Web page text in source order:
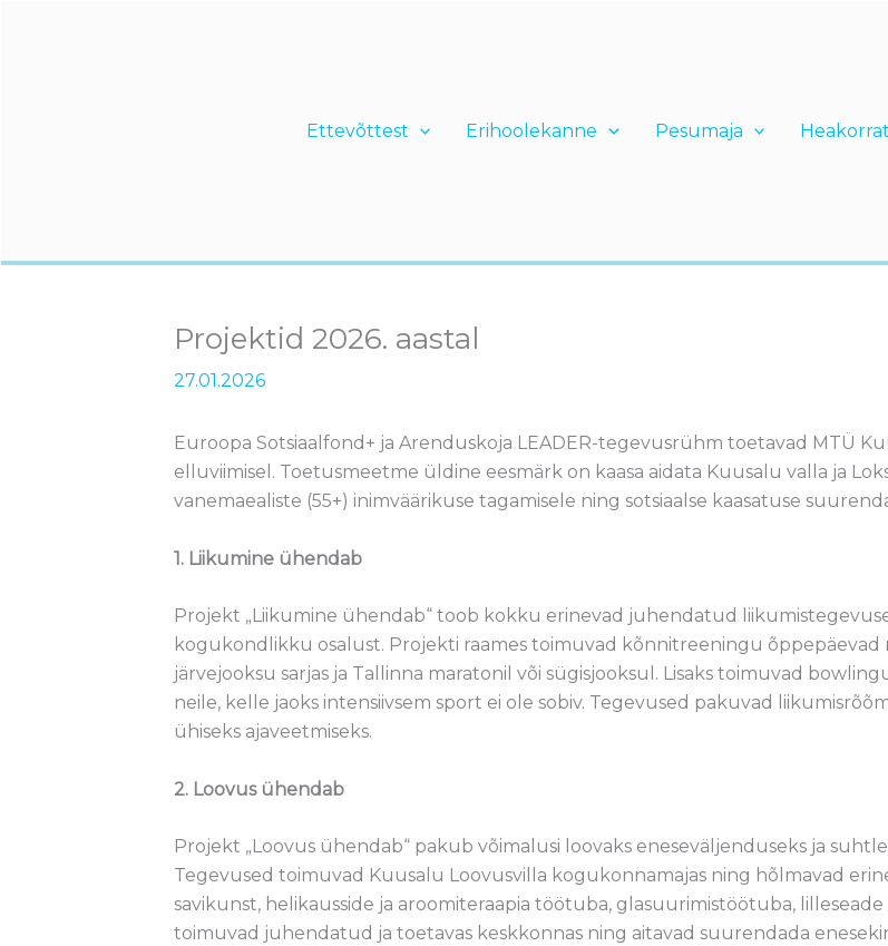
Ettevõttest Erihoolekanne Pesumaja
Projektid 2026. aastal
27.01.2026
Euroopa Sotsiaalfond+ ja Arenduskoja LEADER-tegevusrühm toetavad MTÜ
elluviimisel. Toetusmeetme üldine eesmärk on kaasa aidata Kuusalu valla ja
vanemaealiste (55+) inimväärikuse tagamisele ning sotsiaalse kaasatuse
1. Liikumine ühendab
Projekt „Liikumine ühendab“ toob kokku erinevad juhendatud
kogukondlikku osalust. Projekti raames toimuvad kõnnitreeningu õppepäevad
järvejooksu sarjas ja Tallinna maratonil või sügisjooksul. Lisaks toimuvad
neile, kelle jaoks intensiivsem sport ei ole sobiv. Tegevused pakuvad
ühiseks ajaveetmiseks.
2. Loovus ühendab
Projekt „Loovus ühendab“ pakub võimalusi loovaks eneseväljenduseks ja
Tegevused toimuvad Kuusalu Loovusvilla kogukonnamajas ning hõlmavad
savikunst, helikausside ja aroomiteraapia töötuba, glasuurimistöötuba,
toimuvad juhendatud ja toetavas keskkonnas ning aitavad suurendada